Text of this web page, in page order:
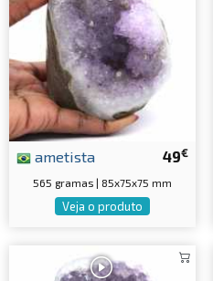
49€
ametista
565 gramas | 85x75x75 mm
Veja o produto